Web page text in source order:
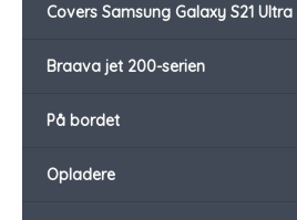
Covers Samsung Galaxy S21 Ultra
Braava jet 200-serien
På bordet
Opladere